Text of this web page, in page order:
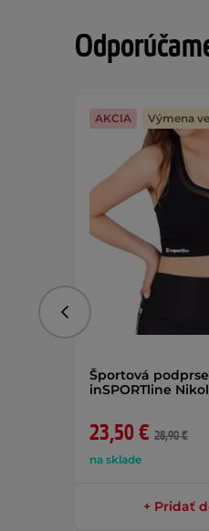
Športová
inSPORTline
23,50 € 28,90 €
na sklade
AKCIA Výmena
+ Pridať
Predchádzajúce